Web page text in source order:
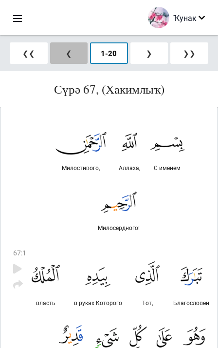
Ҡунак
❮❮ ❮ 1-20 ❯ ❯❯
Сүрә 67, (Хакимлыҡ)
С именем
Аллаха,
Милостивого,
Милосердного!
67:1
Благословен
Тот,
в руках Которого
власть